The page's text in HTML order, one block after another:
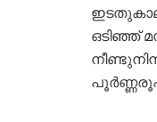
ഒടിഞ്ഞ്